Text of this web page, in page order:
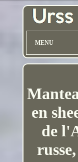
MENU
en
de